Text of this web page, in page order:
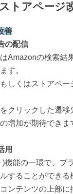
トアページ
善
の配信
Amazonの検索結
す。
しくはストアペ
クリックした遷
増加が期待できま
用
機能の一環で、ブ
することができる
ンテンツの上部